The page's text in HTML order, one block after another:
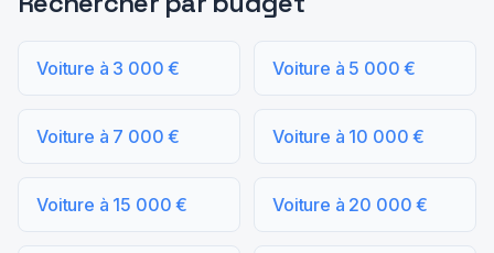
Voiture à 3 000 € Voiture à 5 000 €
Voiture à 7 000 € Voiture à 10 000 €
Voiture à 15 000 € Voiture à 20 000 €